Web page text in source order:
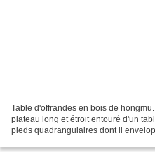
Table d'offrandes en bois de
plateau long et étroit entouré d'un
pieds quadrangulaires dont il